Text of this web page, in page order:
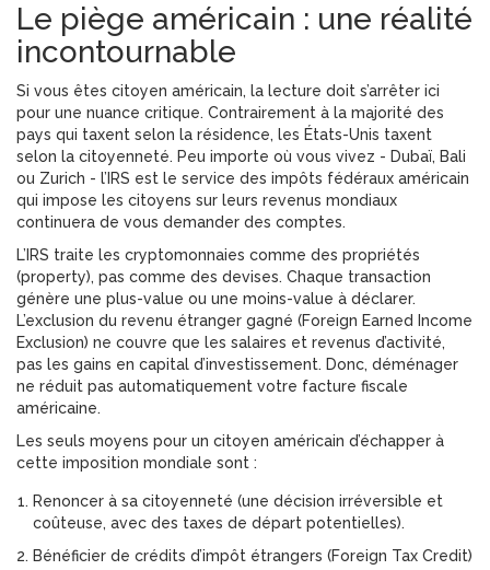
Le piège américain : une réalité
incontournable
Si vous êtes citoyen américain, la lecture doit s’arrêter ici
pour une nuance critique. Contrairement à la majorité des
pays qui taxent selon la résidence, les États-Unis taxent
selon la citoyenneté. Peu importe où vous vivez - Dubaï, Bali
ou Zurich - l’ IRS est le service des impôts fédéraux américain
qui impose les citoyens sur leurs revenus mondiaux
continuera de vous demander des comptes.
L’IRS traite les cryptomonnaies comme des propriétés
(property), pas comme des devises. Chaque transaction
génère une plus-value ou une moins-value à déclarer.
L’exclusion du revenu étranger gagné (Foreign Earned Income
Exclusion) ne couvre que les salaires et revenus d’activité,
pas les gains en capital d’investissement. Donc, déménager
ne réduit pas automatiquement votre facture fiscale
américaine.
Les seuls moyens pour un citoyen américain d’échapper à
cette imposition mondiale sont :
Renoncer à sa citoyenneté (une décision irréversible et
coûteuse, avec des taxes de départ potentielles).
Bénéficier de crédits d’impôt étrangers (Foreign Tax Credit)